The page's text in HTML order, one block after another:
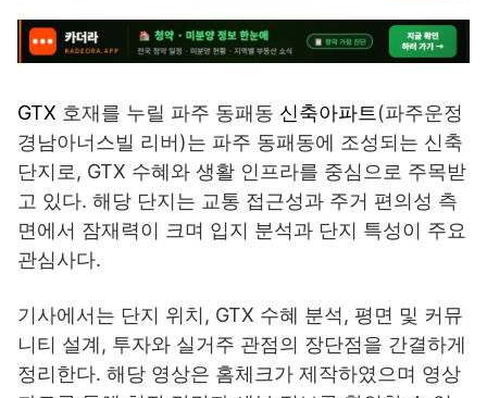
GTX 호재를 누릴 파주 동패동 신축아파트 (파주운정
경남아너스빌 리버)는 파주 동패동에 조성되는 신축
단지로, GTX 수혜와 생활 인프라를 중심으로 주목받
고 있다. 해당 단지는 교통 접근성과 주거 편의성 측
면에서 잠재력이 크며 입지 분석과 단지 특성이 주요
관심사다.
기사에서는 단지 위치, GTX 수혜 분석, 평면 및 커뮤
니티 설계, 투자와 실거주 관점의 장단점을 간결하게
정리한다. 해당 영상은 홈체크가 제작하였으며 영상